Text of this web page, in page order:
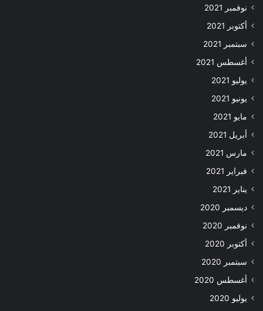
نوفمبر 2021
أكتوبر 2021
سبتمبر 2021
أغسطس 2021
يوليو 2021
يونيو 2021
مايو 2021
أبريل 2021
مارس 2021
فبراير 2021
يناير 2021
ديسمبر 2020
نوفمبر 2020
أكتوبر 2020
سبتمبر 2020
أغسطس 2020
يوليو 2020